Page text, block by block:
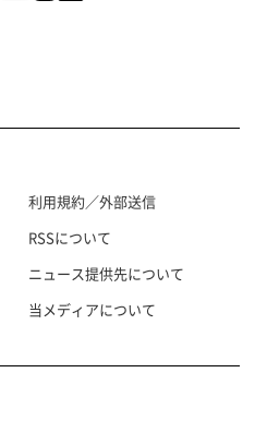
利用規約／外部送信
RSSについて
ニュース提供先について
当メディアについて